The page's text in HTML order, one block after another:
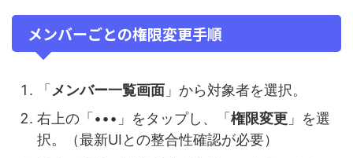
メンバーごとの権限変更手順
「メンバー一覧画面 」から対象者を選択。
右上の「•••」をタップし、「権限変更 」を選
択。（最新UIとの整合性確認が必要）